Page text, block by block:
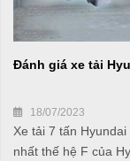
Đánh giá xe tải
18/07/2023
Xe tải 7 tấn
nhất thế hệ F của